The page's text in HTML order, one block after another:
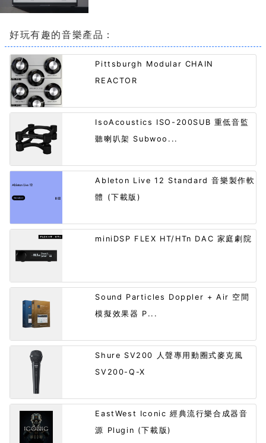
好玩有趣的音樂產品：
Pittsburgh Modular CHAIN
REACTOR
IsoAcoustics ISO-200SUB 重低音監
聽喇叭架 Subwoo...
Ableton Live 12 Standard 音樂製作軟
體 (下載版)
miniDSP FLEX HT/HTn DAC 家庭劇院
Sound Particles Doppler + Air 空間
模擬效果器 P...
Shure SV200 人聲專用動圈式麥克風
SV200-Q-X
EastWest Iconic 經典流行樂合成器音
源 Plugin (下載版)